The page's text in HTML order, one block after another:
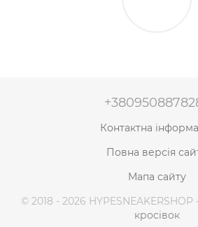
Контактна
Повна версія
Мапа сайту
© 2018 - 2026 HYPESNEAKERSHOP
кросівок